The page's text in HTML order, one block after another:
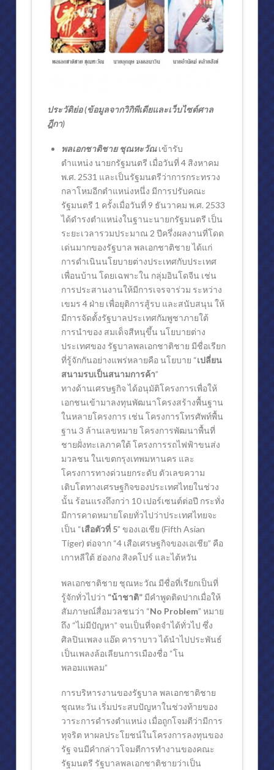
ประวัติย่อ (ข้อมูลจากวิกิพีเดียและเว็บไซต์ศาล
ฎีกา)
พลเอกชาติชาย ชุณหะวัณเข้ารับ
ตำแหน่ง นายกรัฐมนตรี เมื่อวันที่ 4 สิงหาคม
พ.ศ. 2531 และเป็นรัฐมนตรีว่าการกระทรวง
กลาโหมอีกตำแหน่งหนึ่ง มีการปรับคณะ
รัฐมนตรี 1 ครั้งเมื่อวันที่ 9 ธันวาคม พ.ศ. 2533
ได้ดำรงตำแหน่งในฐานะนายกรัฐมนตรี เป็น
ระยะเวลารวมประมาณ 2 ปีครึ่งผลงานที่โดด
เด่นมากของรัฐบาล พลเอกชาติชาย ได้แก่
การดำเนินนโยบายต่างประเทศกับประเทศ
เพื่อนบ้าน โดยเฉพาะใน กลุ่มอินโดจีน เช่น
การประสานงานให้มีการเจรจาร่วม ระหว่าง
เขมร 4 ฝ่าย เพื่อยุติการสู้รบ และสนับสนุน ให้
มีการจัดตั้งรัฐบาลประเทศกัมพูชาภายใต้
การนำของ สมเด็จสีหนุขึ้น นโยบายต่าง
ประเทศของ รัฐบาลพลเอกชาติชาย มีชื่อเรียก
ที่รู้จักกันอย่างแพร่หลายคือ นโยบาย “เปลี่ยน
สนามรบเป็นสนามการค้า”
ทางด้านเศรษฐกิจ ได้อนุมัติโครงการเพื่อให้
เอกชนเข้ามาลงทุนพัฒนาโครงสร้างพื้นฐาน
ในหลายโครงการ เช่น โครงการโทรศัพท์พื้น
ฐาน 3 ล้านเลขหมาย โครงการพัฒนาพื้นที่
ชายฝั่งทะเลภาคใต้ โครงการรถไฟฟ้าขนส่ง
มวลชน ในเขตกรุงเทพมหานคร และ
โครงการทางด่วนยกระดับ ตัวเลขความ
เติบโตทางเศรษฐกิจของประเทศไทยในช่วง
นั้น ร้อนแรงถึงกว่า 10 เปอร์เซนต์ต่อปี กระทั่ง
มีการคาดหมายโดยทั่วไปว่าประเทศไทยจะ
เป็น “เสือตัวที่ 5” ของเอเชีย (Fifth Asian
Tiger) ต่อจาก “4 เสือเศรษฐกิจของเอเชีย” คือ
เกาหลีใต้ ฮ่องกง สิงคโปร์ และไต้หวัน
พลเอกชาติชาย ชุณหะวัณ มีชื่อที่เรียกเป็นที่
รู้จักทั่วไปว่า “น้าชาติ”มีคำพูดติดปากเมื่อให้
สัมภาษณ์สื่อมวลชนว่า “No Problem” หมาย
ถึง “ไม่มีปัญหา” จนเป็นที่จดจำได้ทั่วไป ซึ่ง
ศิลปินเพลง แอ๊ด คาราบาว ได้นำไปประพันธ์
เป็นเพลงล้อเลียนการเมืองชื่อ “โน
พลอมแพลม”
การบริหารงานของรัฐบาล พลเอกชาติชาย
ชุณหะวัน เริ่มประสบปัญหาในช่วงท้ายของ
วาระการดำรงตำแหน่ง เมื่อถูกโจมตีว่ามีการ
ทุจริต หาผลประโยชน์ในโครงการลงทุนของ
รัฐ จนมีคำกล่าวโจมตีการทำงานของคณะ
รัฐมนตรี รัฐบาลพลเอกชาติชายว่าเป็น